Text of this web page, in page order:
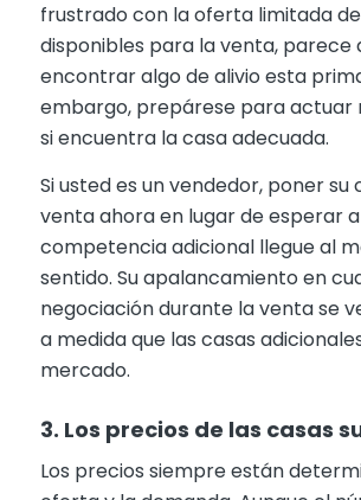
frustrado con la oferta limitada
disponibles para la venta, parece
encontrar algo de alivio esta
embargo, prepárese para actuar
si encuentra la casa adecuada.
Si usted es un vendedor, poner su
venta ahora en lugar de esperar
competencia adicional llegue al
sentido. Su apalancamiento en
negociación durante la venta se
a medida que las casas
mercado.
3. Los precios de las casas
Los precios siempre están